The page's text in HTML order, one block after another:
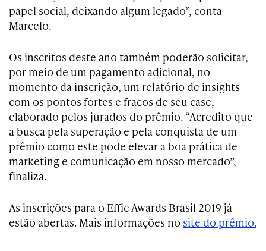
papel social, deixando algum legado”, conta
Marcelo.
Os inscritos deste ano também poderão solicitar,
por meio de um pagamento adicional, no
momento da inscrição, um relatório de insights
com os pontos fortes e fracos de seu case,
elaborado pelos jurados do prêmio. “Acredito que
a busca pela superação e pela conquista de um
prêmio como este pode elevar a boa prática de
marketing e comunicação em nosso mercado”,
finaliza.
As inscrições para o Effie Awards Brasil 2019 já
estão abertas. Mais informações no site do prêmio.